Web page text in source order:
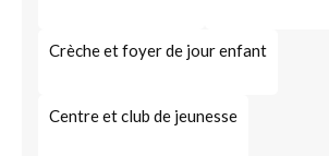
Crèche et foyer de jour enfant
Centre et club de jeunesse